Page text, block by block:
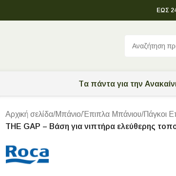
ΕΩΣ
Tα πάντα για την
Αρχική σελίδα/Μπάνιο/Έπιπλα Μπάνιου/Πάγκοι
THE GAP – Βάση για νιπτήρα ελεύθερης